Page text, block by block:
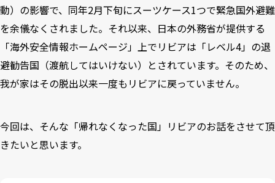
動）の影響で、同年2月下旬にスーツケース1つで緊急国外避難
を余儀なくされました。それ以来、日本の外務省が提供する
「海外安全情報ホームページ」上でリビアは「レベル4」の退
避勧告国（渡航してはいけない）とされています。そのため、
我が家はその脱出以来一度もリビアに戻っていません。
今回は、そんな「帰れなくなった国」リビアのお話をさせて頂
きたいと思います。